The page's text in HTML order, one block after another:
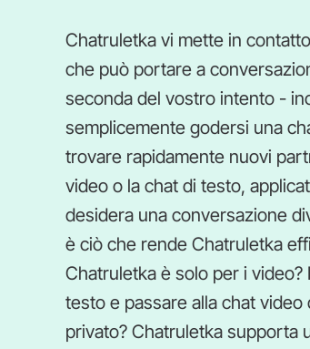
Chatruletka vi mette in
che può portare a
seconda del vostro intento -
semplicemente godersi una
trovare rapidamente nuovi
video o la chat di testo,
desidera una conversazione
è ciò che rende Chatruletka
Chatruletka è solo per i
testo e passare alla chat
privato? Chatruletka supporta